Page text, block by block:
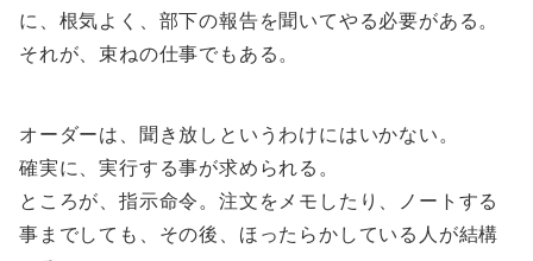
に、根気よく、部下の報告を聞いてやる必要がある。
それが、束ねの仕事でもある。
オーダーは、聞き放しというわけにはいかない。
確実に、実行する事が求められる。
ところが、指示命令。注文をメモしたり、ノートする
事までしても、その後、ほったらかしている人が結構